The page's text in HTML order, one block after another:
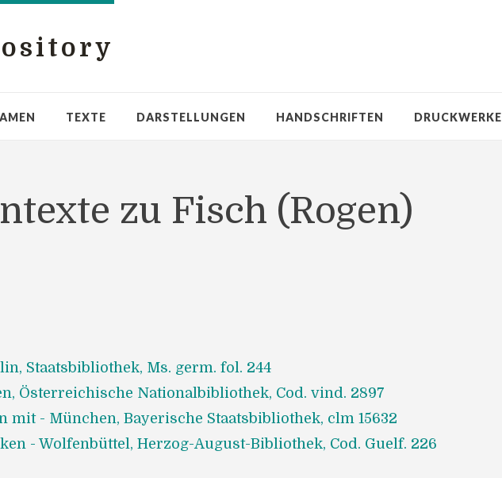
TEXTE DARSTELLUNGEN HANDSCHRIFTEN DRUCKWERKE
zu Fisch (Rogen)
Staatsbibliothek, Ms. germ. fol. 244
Österreichische Nationalbibliothek, Cod. vind. 2897
mit - München, Bayerische Staatsbibliothek, clm 15632
- Wolfenbüttel, Herzog-August-Bibliothek, Cod. Guelf. 226